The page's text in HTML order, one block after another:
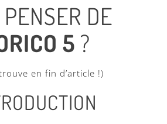
DE
5 ?
en fin d’article !)